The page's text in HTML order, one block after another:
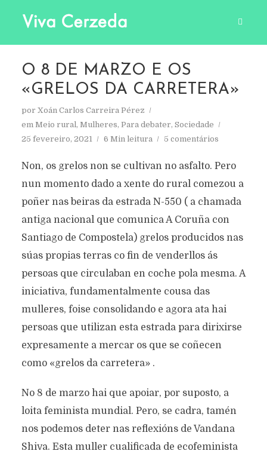
O 8 DE MARZO E OS
«GRELOS DA CARRETERA»
por Xoán Carlos Carreira Pérez
em Meio rural, Mulheres, Para debater, Sociedade
25 fevereiro, 2021
6 Min leitura 5 comentários
Non, os grelos non se cultivan no asfalto. Pero
nun momento dado a xente do rural comezou a
poñer nas beiras da estrada N-550 ( a chamada
antiga nacional que comunica A Coruña con
Santiago de Compostela) grelos producidos nas
súas propias terras co fin de venderllos ás
persoas que circulaban en coche pola mesma. A
iniciativa, fundamentalmente cousa das
mulleres, foise consolidando e agora ata hai
persoas que utilizan esta estrada para dirixirse
expresamente a mercar os que se coñecen
como «grelos da carretera» .
No 8 de marzo hai que apoiar, por suposto, a
loita feminista mundial. Pero, se cadra, tamén
nos podemos deter nas reflexións de Vandana
Shiva. Esta muller cualificada de ecofeminista